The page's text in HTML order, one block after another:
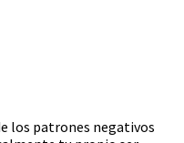
los patrones negativos